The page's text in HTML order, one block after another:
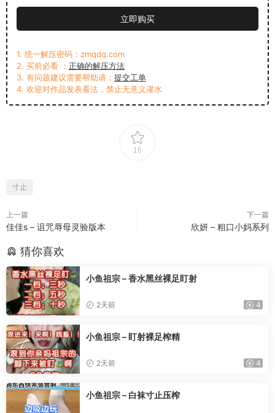
立即购买
1. 统一解压密码：zmqdq.com
2. 买前必看 ： 正确的解压方法
3. 有问题建议需要帮助请： 提交工单
4. 欢迎对作品发表看法，禁止无意义灌水
16
寸止
上一篇
佳佳s – 诅咒辱母灵验版本
下一篇
欣妍 – 粗口小妈系列
猜你喜欢
小鱼祖宗 – 香水黑丝裸足盯射
2天前 4
小鱼祖宗 – 盯射裸足榨精
2天前 4
小鱼祖宗 – 白袜寸止压榨